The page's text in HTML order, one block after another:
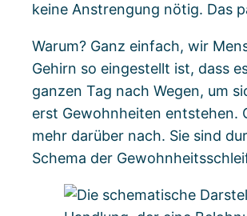
keine Anstrengung nötig. Das
Warum? Ganz einfach, wir
Gehirn so eingestellt ist, dass
ganzen Tag nach Wegen, um
erst Gewohnheiten entstehen.
mehr darüber nach. Sie sind
Schema der